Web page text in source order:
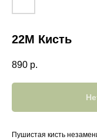
22M Кисть
890 р.
Пушистая кисть